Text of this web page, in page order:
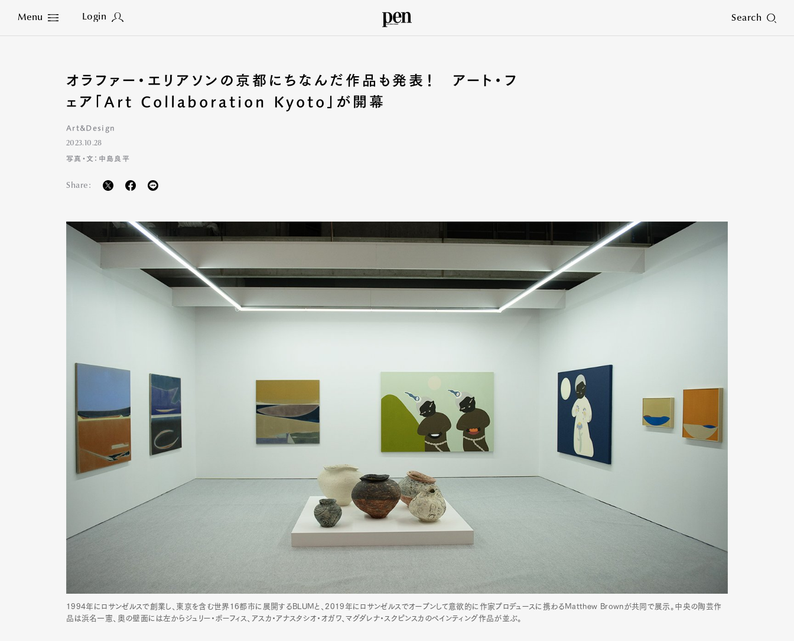
Menu Login Search
Close
オラファー・エリアソンの京都にちなんだ作品も発表！ アート・フ
ェア「Art Collaboration Kyoto」が開幕
Art&Design
2023.10.28
写真・文：中島良平
Share:
1994年にロサンゼルスで創業し、東京を含む世界16都市に展開するBLUMと、2019年にロサンゼルスでオープンして意欲的に作家プロデュースに携わるMatthew Brownが共同で展示。中央の陶芸作
品は浜名一憲、奥の壁面には左からジュリー・ボーフィス、アスカ・アナスタシオ・オガワ、マグダレナ・スクピンスカのペインティング作品が並ぶ。